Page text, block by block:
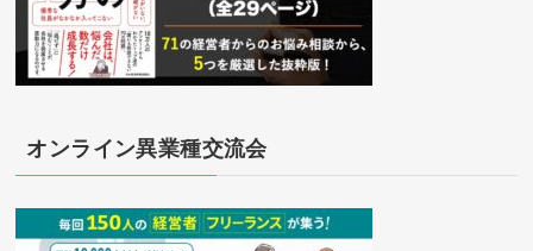
オンライン異業種交流会